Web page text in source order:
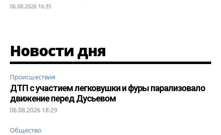
06.08.2026 16:35
Новости дня
Происшествия
ДТП с участием легковушки и фуры парализовало
движение перед Дусьевом
06.08.2026 18:29
Общество